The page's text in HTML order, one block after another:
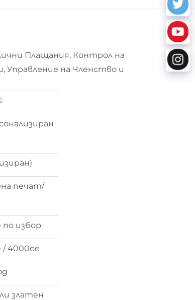
Плащания, Контрол на
Управление на Членство и
печат/
избор
/ 4000oe
златен